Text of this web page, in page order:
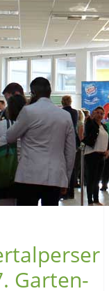
Garten-